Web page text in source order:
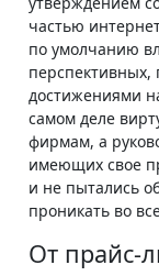
частью
по умолчанию
достижениями
самом деле
фирмам, а
имеющих свое
и не пытались
проникать во
От прайс-